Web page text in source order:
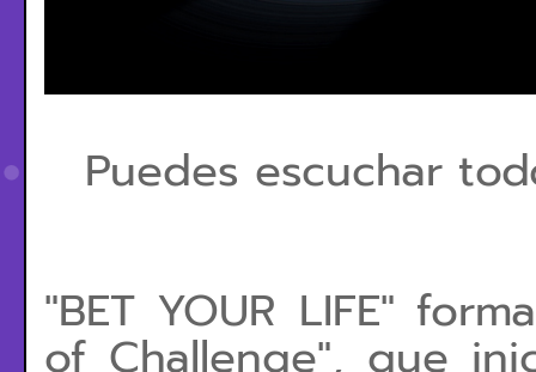
Puedes escuchar
"BET YOUR LIFE"
of Challenge", que